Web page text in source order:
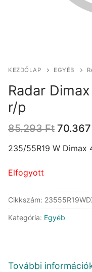
KEZDŐLAP EGYÉB
Radar
r/p
85.293Ft Original
was:
70.367
235/55R19 W Dimax
Elfogyott
Cikkszám:
Kategória: Egyéb
További